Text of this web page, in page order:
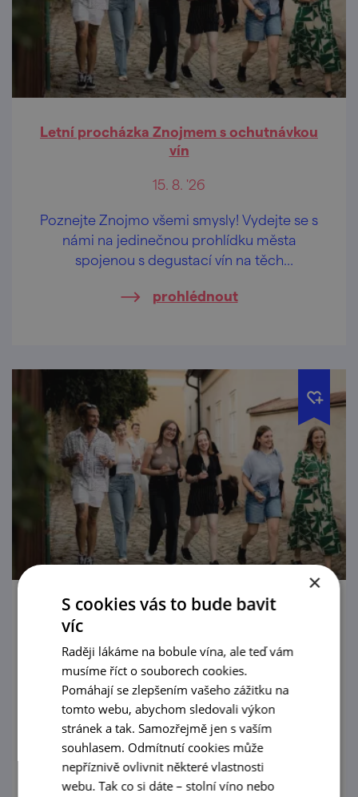
Letní procházka Znojmem s ochutnávkou
vín
15. 8. '26
Poznejte Znojmo všemi smysly! Vydejte se s
námi na jedinečnou prohlídku města
spojenou s degustací vín na těch
prohlédnout
Letní procházka Znojmem s ochutnávkou
20. 8. '26
Poznejte Znojmo všemi smysly! Vydejte se s
námi na jedinečnou prohlídku města
spojenou s degustací vín na těch
nejkrásnějších vyhlídkách Znojma.
prohlédnout
×
S cookies vás to bude bavit
víc
Raději lákáme na bobule vína, ale teď vám
musíme říct o souborech cookies.
Pomáhají se zlepšením vašeho zážitku na
tomto webu, abychom sledovali výkon
stránek a tak. Samozřejmě jen s vaším
souhlasem. Odmítnutí cookies může
nepříznivě ovlivnit některé vlastnosti
webu. Tak co si dáte – stolní víno nebo